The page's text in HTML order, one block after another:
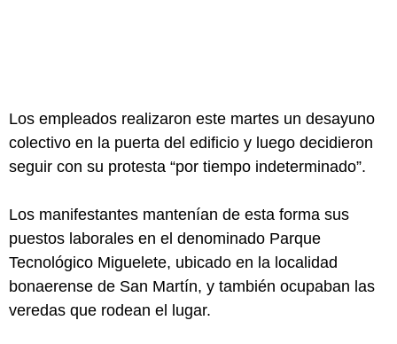
Los empleados realizaron este martes un desayuno
colectivo en la puerta del edificio y luego decidieron
seguir con su protesta “por tiempo indeterminado”.
Los manifestantes mantenían de esta forma sus
puestos laborales en el denominado Parque
Tecnológico Miguelete, ubicado en la localidad
bonaerense de San Martín, y también ocupaban las
veredas que rodean el lugar.